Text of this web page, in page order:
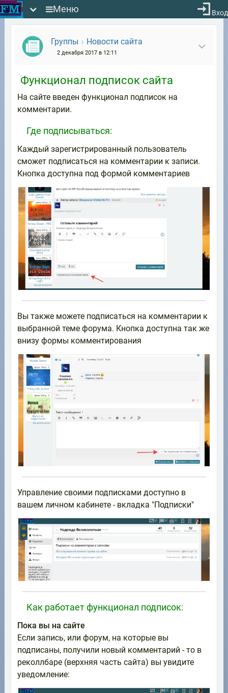
Группы Новости сайта
2 декабря 2017 в 12:11
Функционал подписок сайта
На сайте введен функционал подписок на
комментарии.
Где подписываться:
Каждый зарегистрированный пользователь
сможет подписаться на комментарии к записи.
Кнопка доступна под формой комментариев
Вы также можете подписаться на комментарии к
выбранной теме форума. Кнопка доступна так же
внизу формы комментирования
Управление своими подписками доступно в
вашем личном кабинете - вкладка "Подписки"
Как работает функционал подписок:
Пока вы на сайте
Если запись, или форум, на которые вы
подписаны, получили новый комментарий - то в
реколлбаре (верхняя часть сайта) вы увидите
уведомление:
Меню Вход